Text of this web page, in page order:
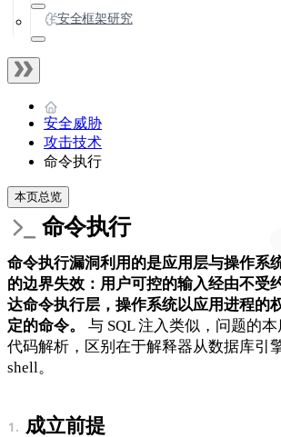
安全框架研究
安全威胁
攻击技术
命令执行
本页总览
命令执行
命令执行漏洞利用的是应用层与操作系
的边界失效：用户可控的输入经由不受
达命令执行层，操作系统以应用进程的
定的命令。
与 SQL 注入类似，问题的
代码解析，区别在于解释器从数据库引
shell。
成立前提